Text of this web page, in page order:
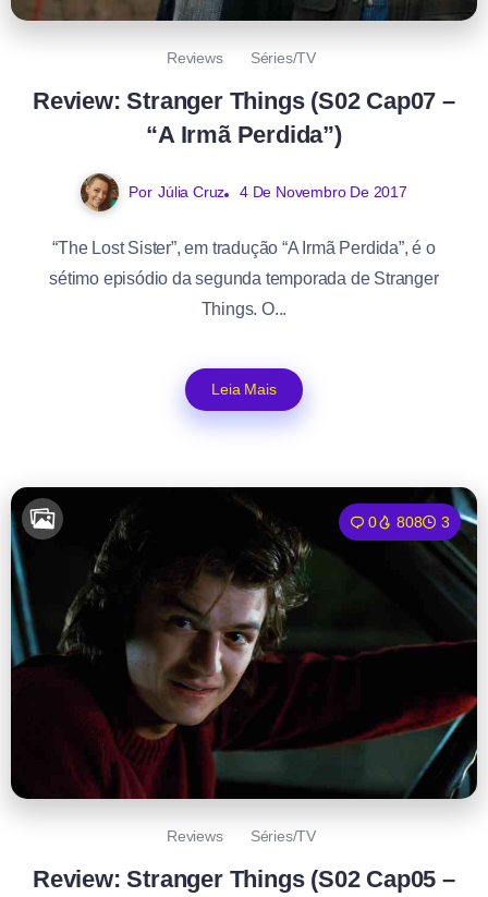
Reviews Séries/TV
Review: Stranger Things (S02 Cap07 –
“A Irmã Perdida”)
Por Júlia Cruz 4 De Novembro De 2017
“The Lost Sister”, em tradução “A Irmã Perdida”, é o
sétimo episódio da segunda temporada de Stranger
Things. O...
Leia Mais
0 808 3
Reviews Séries/TV
Review: Stranger Things (S02 Cap05 –